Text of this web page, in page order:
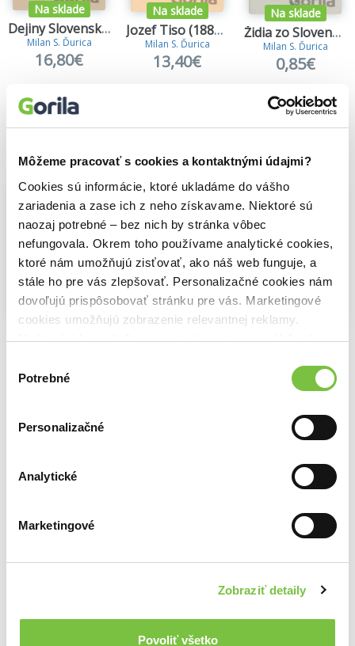
Môžeme pracovať s cookies a kontaktnými údajmi?
Cookies sú informácie, ktoré ukladáme do vášho
zariadenia a zase ich z neho získavame. Niektoré sú
naozaj potrebné – bez nich by stránka vôbec
nefungovala. Okrem toho používame analytické cookies,
ktoré nám umožňujú zisťovať, ako náš web funguje, a
stále ho pre vás zlepšovať. Personalizačné cookies nám
dovoľujú prispôsobovať stránku pre vás. Marketingové
cookies umožňujú zobrazenie relevantnej reklamy.
Niektoré údaje zdieľame aj s tretími stranami. Veľmi by
cookies.
súhlasu
Potrebné
Personalizačné
Analytické
Marketingové
Zobraziť detaily
Povoliť všetko
Na sklade
Dejiny Slovenska a Slovákov
Milan S. Ďurica
16,80€
Na sklade
Jozef Tiso (1887-1947)
Milan S. Ďurica
13,40€
Na sklade
Židia zo Slovenska v dejinách kultúry a vedy
Milan S. Ďurica
0,85€
Vybrané pre teba
Na sklade
Dejiny Slovenska a Slovákov
Milan S. Ďurica
Na sklade Na sklade
Júlia Marcinová
16,30€
Ďalšie z kategórie Historické knihy